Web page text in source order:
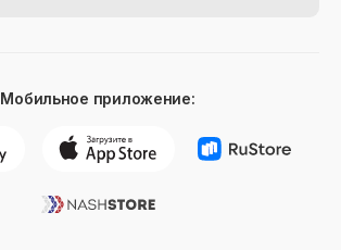
Мобильное приложение: